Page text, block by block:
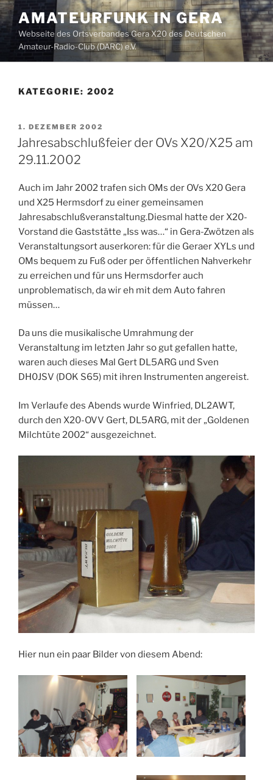
Zum
Inhalt
springen
AMATEURFUNK IN GERA
Webseite des Ortsverbandes Gera X20 des Deutschen
Amateur-Radio-Club (DARC) e.V.
KATEGORIE: 2002
VERÖFFENTLICHT
AM
1. DEZEMBER 2002
Jahresabschlußfeier der OVs X20/X25 am
29.11.2002
Auch im Jahr 2002 trafen sich OMs der OVs X20 Gera
und X25 Hermsdorf zu einer gemeinsamen
Jahresabschlußveranstaltung.Diesmal hatte der X20-
Vorstand die Gaststätte „Iss was…“ in Gera-Zwötzen als
Veranstaltungsort auserkoren: für die Geraer XYLs und
OMs bequem zu Fuß oder per öffentlichen Nahverkehr
zu erreichen und für uns Hermsdorfer auch
unproblematisch, da wir eh mit dem Auto fahren
müssen…
Da uns die musikalische Umrahmung der
Veranstaltung im letzten Jahr so gut gefallen hatte,
waren auch dieses Mal Gert DL5ARG und Sven
DH0JSV (DOK S65) mit ihren Instrumenten angereist.
Im Verlaufe des Abends wurde Winfried, DL2AWT,
durch den X20-OVV Gert, DL5ARG, mit der „Goldenen
Milchtüte 2002“ ausgezeichnet.
Hier nun ein paar Bilder von diesem Abend: